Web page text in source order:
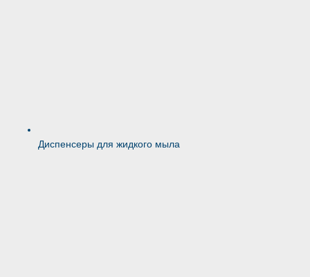
Диспенсеры для жидкого мыла